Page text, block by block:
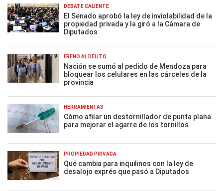
DEBATE CALIENTE
El Senado aprobó la ley de inviolabilidad de la
propiedad privada y la giró a la Cámara de
Diputados
FRENO AL DELITO
Nación se sumó al pedido de Mendoza para
bloquear los celulares en las cárceles de la
provincia
HERRAMIENTAS
Cómo afilar un destornillador de punta plana
para mejorar el agarre de los tornillos
PROPIEDAD PRIVADA
Qué cambia para inquilinos con la ley de
desalojo exprés que pasó a Diputados